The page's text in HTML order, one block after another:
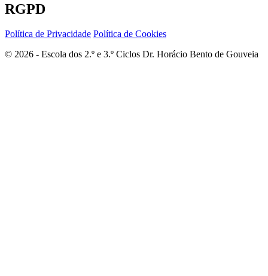
RGPD
Política de Privacidade Política de Cookies
© 2026 - Escola dos 2.º e 3.º Ciclos Dr. Horácio Bento de Gouveia